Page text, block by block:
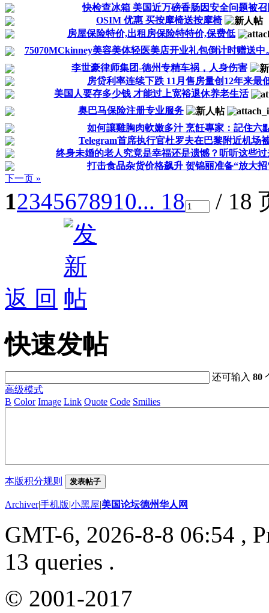
快检查冰箱 美国近万磅香肠因安全问题被召
OSIM 优惠 买按摩椅送按摩椅
房屋保险特价,出租房保险特特价,保费低
75070MCkinney美容美体轻医美店开业礼包倒计时赠送中
李世豪律师集团-德州专精车祸，人身伤害
房贷利率连续下跌 11月售房量创12年来最
美国人要存多少钱 才能过上宽裕退休养老生活
奥巴马保险注册专业服务
如何讓雞胸肉軟嫩多汁 烹飪專家：記住六
Telegram首席执行官杜罗夫在巴黎附近机场
终身未婚的老人究竟是幸福还是遗憾？听听这些过
打击食品杂货价格飙升 贺锦丽准备“放大招
下一页 »
12345678910... 18 / 18
返 回
快速发帖
还可输入80
高级模式
B Color Image Link Quote Code Smilies
本版积分规则 发表帖子
Archiver|手机版|小黑屋|美国论坛德州华人网
GMT-6, 2026-8-8 06:54 ,
13 queries .
© 2001-2017